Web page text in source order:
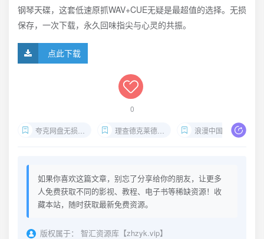
钢琴天碟，这套低速原抓WAV+CUE无疑是最超值的选择。无损
保存，一次下载，永久回味指尖与心灵的共振。
点此下载
0
夸克网盘无损音乐 理查德克莱德曼无损下载 浪漫中国二十周年WAV
如果你喜欢这篇文章，别忘了分享给你的朋友，让更多
人免费获取不同的影视、教程、电子书等稀缺资源！收
藏本站，随时获取最新免费资源。
版权属于：
智汇资源库【zhzyk.vip】